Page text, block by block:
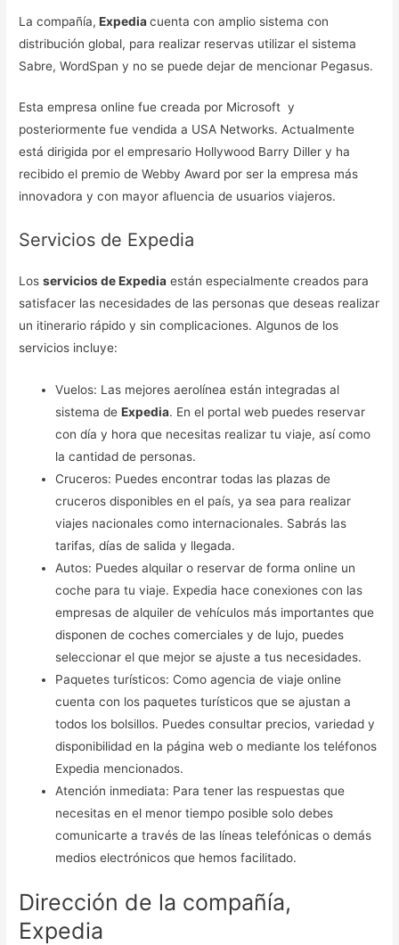
La compañía, Expediacuenta con amplio sistema con
distribución global, para realizar reservas utilizar el sistema
Sabre, WordSpan y no se puede dejar de mencionar Pegasus.
Esta empresa online fue creada por Microsoft y
posteriormente fue vendida a USA Networks. Actualmente
está dirigida por el empresario Hollywood Barry Diller y ha
recibido el premio de Webby Award por ser la empresa más
innovadora y con mayor afluencia de usuarios viajeros.
Servicios de Expedia
Losservicios de Expedia están especialmente creados para
satisfacer las necesidades de las personas que deseas realizar
un itinerario rápido y sin complicaciones. Algunos de los
servicios incluye:
Vuelos: Las mejores aerolínea están integradas al
sistema deExpedia. En el portal web puedes reservar
con día y hora que necesitas realizar tu viaje, así como
la cantidad de personas.
Cruceros: Puedes encontrar todas las plazas de
cruceros disponibles en el país, ya sea para realizar
viajes nacionales como internacionales. Sabrás las
tarifas, días de salida y llegada.
Autos: Puedes alquilar o reservar de forma online un
coche para tu viaje. Expedia hace conexiones con las
empresas de alquiler de vehículos más importantes que
disponen de coches comerciales y de lujo, puedes
seleccionar el que mejor se ajuste a tus necesidades.
Paquetes turísticos: Como agencia de viaje online
cuenta con los paquetes turísticos que se ajustan a
todos los bolsillos. Puedes consultar precios, variedad y
disponibilidad en la página web o mediante los teléfonos
Expedia mencionados.
Atención inmediata: Para tener las respuestas que
necesitas en el menor tiempo posible solo debes
comunicarte a través de las líneas telefónicas o demás
medios electrónicos que hemos facilitado.
Dirección de la compañía,
Expedia